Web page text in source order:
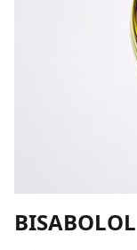
BISABOLOL